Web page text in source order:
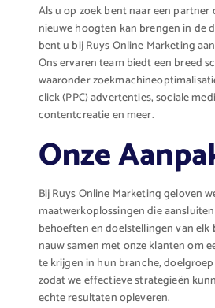
Als u op zoek bent naar een
nieuwe hoogten kan brengen in de
bent u bij Ruys Online Marketing
Ons ervaren team biedt een breed
waaronder
click (PPC) advertenties, sociale
contentcreatie en meer.
Onze
Bij Ruys Online Marketing geloven
maatwerkoplossingen die
behoeften en doelstellingen van elk
nauw samen met onze klanten om
te krijgen in hun branche,
zodat we effectieve strategieën
echte resultaten opleveren.